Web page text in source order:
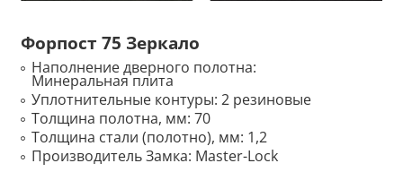
Форпост 75 Зеркало
Наполнение дверного полотна:
Минеральная плита
Уплотнительные контуры: 2 резиновые
Толщина полотна, мм: 70
Толщина стали (полотно), мм: 1,2
Производитель Замка: Master-Lock